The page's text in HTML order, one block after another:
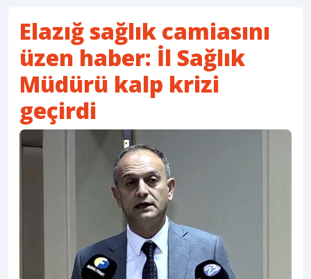
Elazığ sağlık camiasını
üzen haber: İl Sağlık
Müdürü kalp krizi
geçirdi